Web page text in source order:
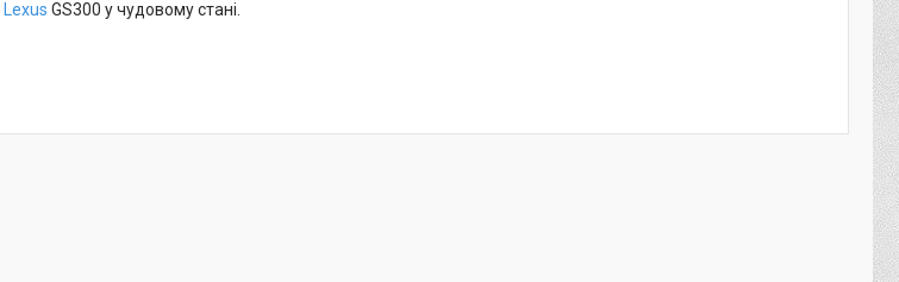
Lexus GS300 у чудовому стані.